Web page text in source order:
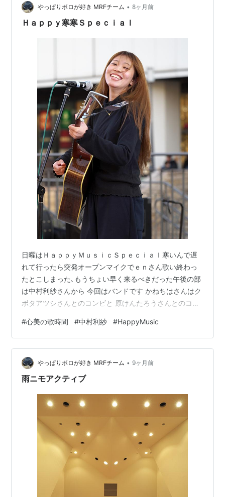
やっぱりボロが好き MRFチーム • 8ヶ月前
Ｈａｐｐｙ寒寒Ｓｐｅｃｉａｌ
日曜はＨａｐｐｙＭｕｓｉｃＳｐｅｃｉａｌ寒いんで遅
れて行ったら突発オープンマイクでｅｎさん歌い終わっ
たとこしまった､もうちょい早く来るべきだった午後の部
は中村利紗さんから 今回はバンドです かねちはさんはク
ボタアツシさんとのコンビと 原けんたろうさんとのコン
カホンも叩いてます 退場はチンドン屋形態 清水あきひろ
さんアキラキラキラぶりワッショイ！ ７７３。ちゃんも
アキラキラキラぶり 一曲動画アップしときます youtu.be
心美ちゃんは 猫背大合唱 youtu.be ザ･ミクロマンはかつ
めしちゃんからセクハラ制裁 ＯＭＵＳＯＢＩは４人の完
#心美の歌時間 #中村利紗 #HappyMusic
やっぱりボロが好き MRFチーム • 9ヶ月前
雨ニモアクティブ